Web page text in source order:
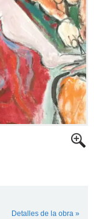
Detalles de la obra »